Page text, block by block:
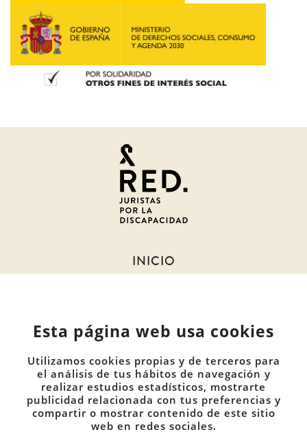
discapacidad
INICIO
SOBRE NOSOTROS
MIEMBROS
DOCUMENTOS
COMUNIDADES
CONTACTO
PRIVACIDAD
Esta página web usa cookies
Utilizamos cookies propias y de terceros para
el análisis de tus hábitos de navegación y
realizar estudios estadísticos, mostrarte
publicidad relacionada con tus preferencias y
compartir o mostrar contenido de este sitio
web en redes sociales.